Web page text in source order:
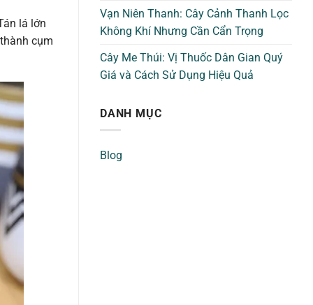
lá lớn
cụm
Vạn Niên Thanh: Cây Cảnh Thanh Lọc
Không Khí Nhưng Cần Cẩn Trọng
Cây Me Thúi: Vị Thuốc Dân Gian Quý
Giá và Cách Sử Dụng Hiệu Quả
DANH MỤC
Blog